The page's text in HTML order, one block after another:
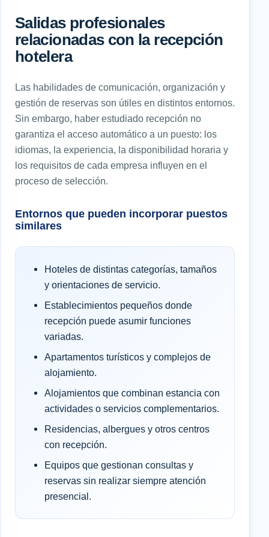
Salidas profesionales
relacionadas con la recepción
hotelera
Las habilidades de comunicación, organización y
gestión de reservas son útiles en distintos entornos.
Sin embargo, haber estudiado recepción no
garantiza el acceso automático a un puesto: los
idiomas, la experiencia, la disponibilidad horaria y
los requisitos de cada empresa influyen en el
proceso de selección.
Entornos que pueden incorporar puestos
similares
Hoteles de distintas categorías, tamaños
y orientaciones de servicio.
Establecimientos pequeños donde
recepción puede asumir funciones
variadas.
Apartamentos turísticos y complejos de
alojamiento.
Alojamientos que combinan estancia con
actividades o servicios complementarios.
Residencias, albergues y otros centros
con recepción.
Equipos que gestionan consultas y
reservas sin realizar siempre atención
presencial.